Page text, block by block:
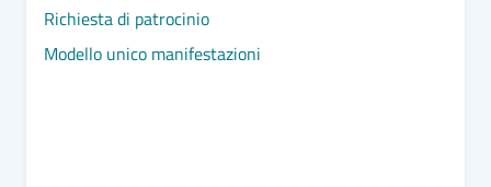
Richiesta di patrocinio
Modello unico manifestazioni